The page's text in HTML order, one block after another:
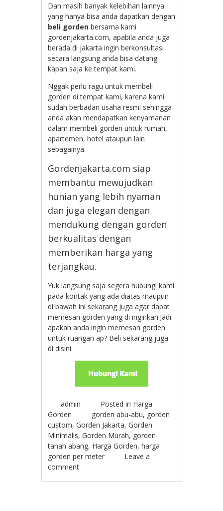
Dan masih banyak kelebihan lainnya
yang hanya bisa anda dapatkan dengan
beli gorden bersama kami
gordenjakarta.com, apabila anda juga
berada di jakarta ingin berkonsultasi
secara langsung anda bisa datang
kapan saja ke tempat kami.
Nggak perlu ragu untuk membeli
gorden di tempat kami, karena kami
sudah berbadan usaha resmi sehingga
anda akan mendapatkan kenyamanan
dalam membeli gorden untuk rumah,
apartemen, hotel ataupun lain
sebagainya.
Gordenjakarta.com siap
membantu mewujudkan
hunian yang lebih nyaman
dan juga elegan dengan
mendukung dengan gorden
berkualitas dengan
memberikan harga yang
terjangkau.
Yuk langsung saja segera hubungi kami
pada kontak yang ada diatas maupun
di bawah ini sekarang juga agar dapat
memesan gorden yang di inginkan.Jadi
apakah anda ingin memesan gorden
untuk ruangan ap? Beli sekarang juga
di disini.
admin Posted in Harga
Gorden
gorden abu-abu, gorden
custom,Gorden Jakarta,Gorden
Minimalis,Gorden Murah, gorden
tanah abang, Harga Gorden,harga
gorden per meter
Leave a
comment